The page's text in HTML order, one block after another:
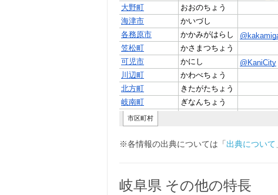
※各情報の出典については「出典について
岐阜県 その他の特長